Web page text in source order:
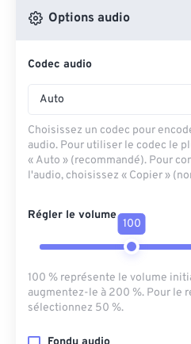
Options audio
Codec audio
Auto
Choisissez un codec pour
audio. Pour utiliser le codec le
« Auto » (recommandé). Pour
l'audio, choisissez « Copier »
Régler le volume
100
100 % représente le volume
augmentez-le à 200 %. Pour le
sélectionnez 50 %.